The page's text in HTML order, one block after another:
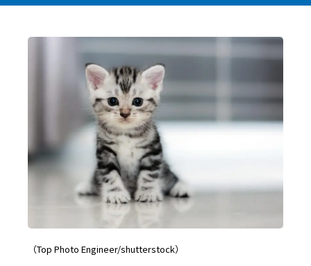
（Top Photo Engineer/shutterstock）